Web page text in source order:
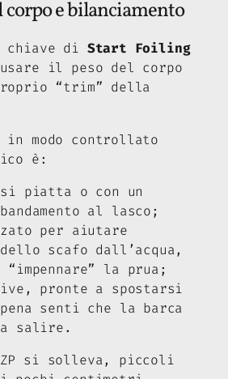
corpo e bilanciamento
chiave di Start Foiling
il peso del corpo
“trim” della
in modo controllato
è:
piatta o con un
al lasco;
per aiutare
scafo dall’acqua,
la prua;
pronte a spostarsi
senti che la barca
a salire.
si solleva, piccoli